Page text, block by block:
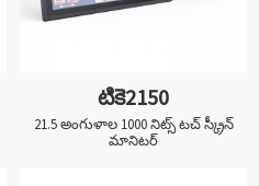
టికె2150
21.5 అంగుళాల 1000 నిట్స్ టచ్ స్క్రీన్
మానిటర్